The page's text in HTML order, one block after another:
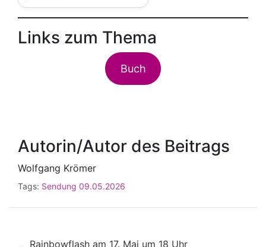
Links zum Thema
Buch
Autorin/Autor des Beitrags
Wolfgang Krömer
Tags: Sendung 09.05.2026
Beitragsnavigation
Rainbowflash am 17. Mai um 18 Uhr